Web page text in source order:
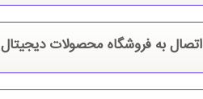
اتصال به فروشگاه محصولات دیجیتال